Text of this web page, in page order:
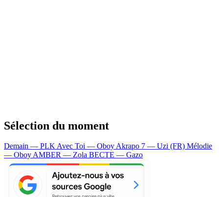
Sélection du moment
Demain — PLKAvec Toi — OboyAkrapo 7 — Uzi (FR) Mélodie
— OboyAMBER — Zola BECTE — Gazo